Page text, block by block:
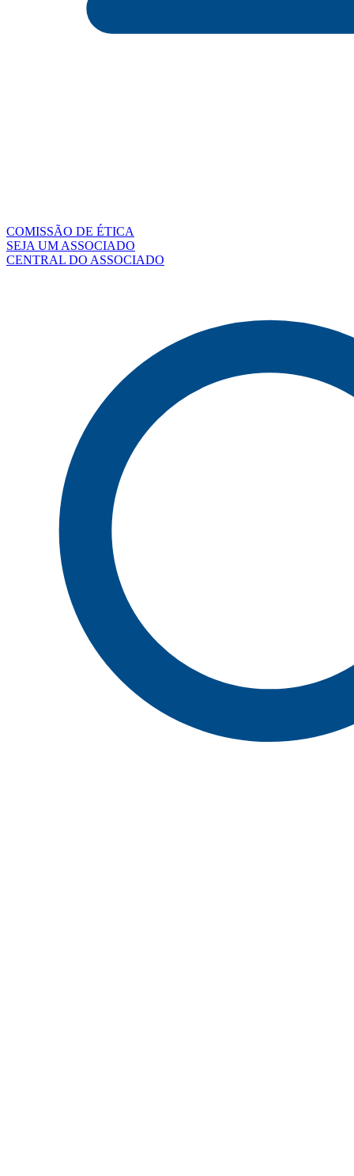
COMISSÃO DE ÉTICA
SEJA UM ASSOCIADO
CENTRAL DO ASSOCIADO